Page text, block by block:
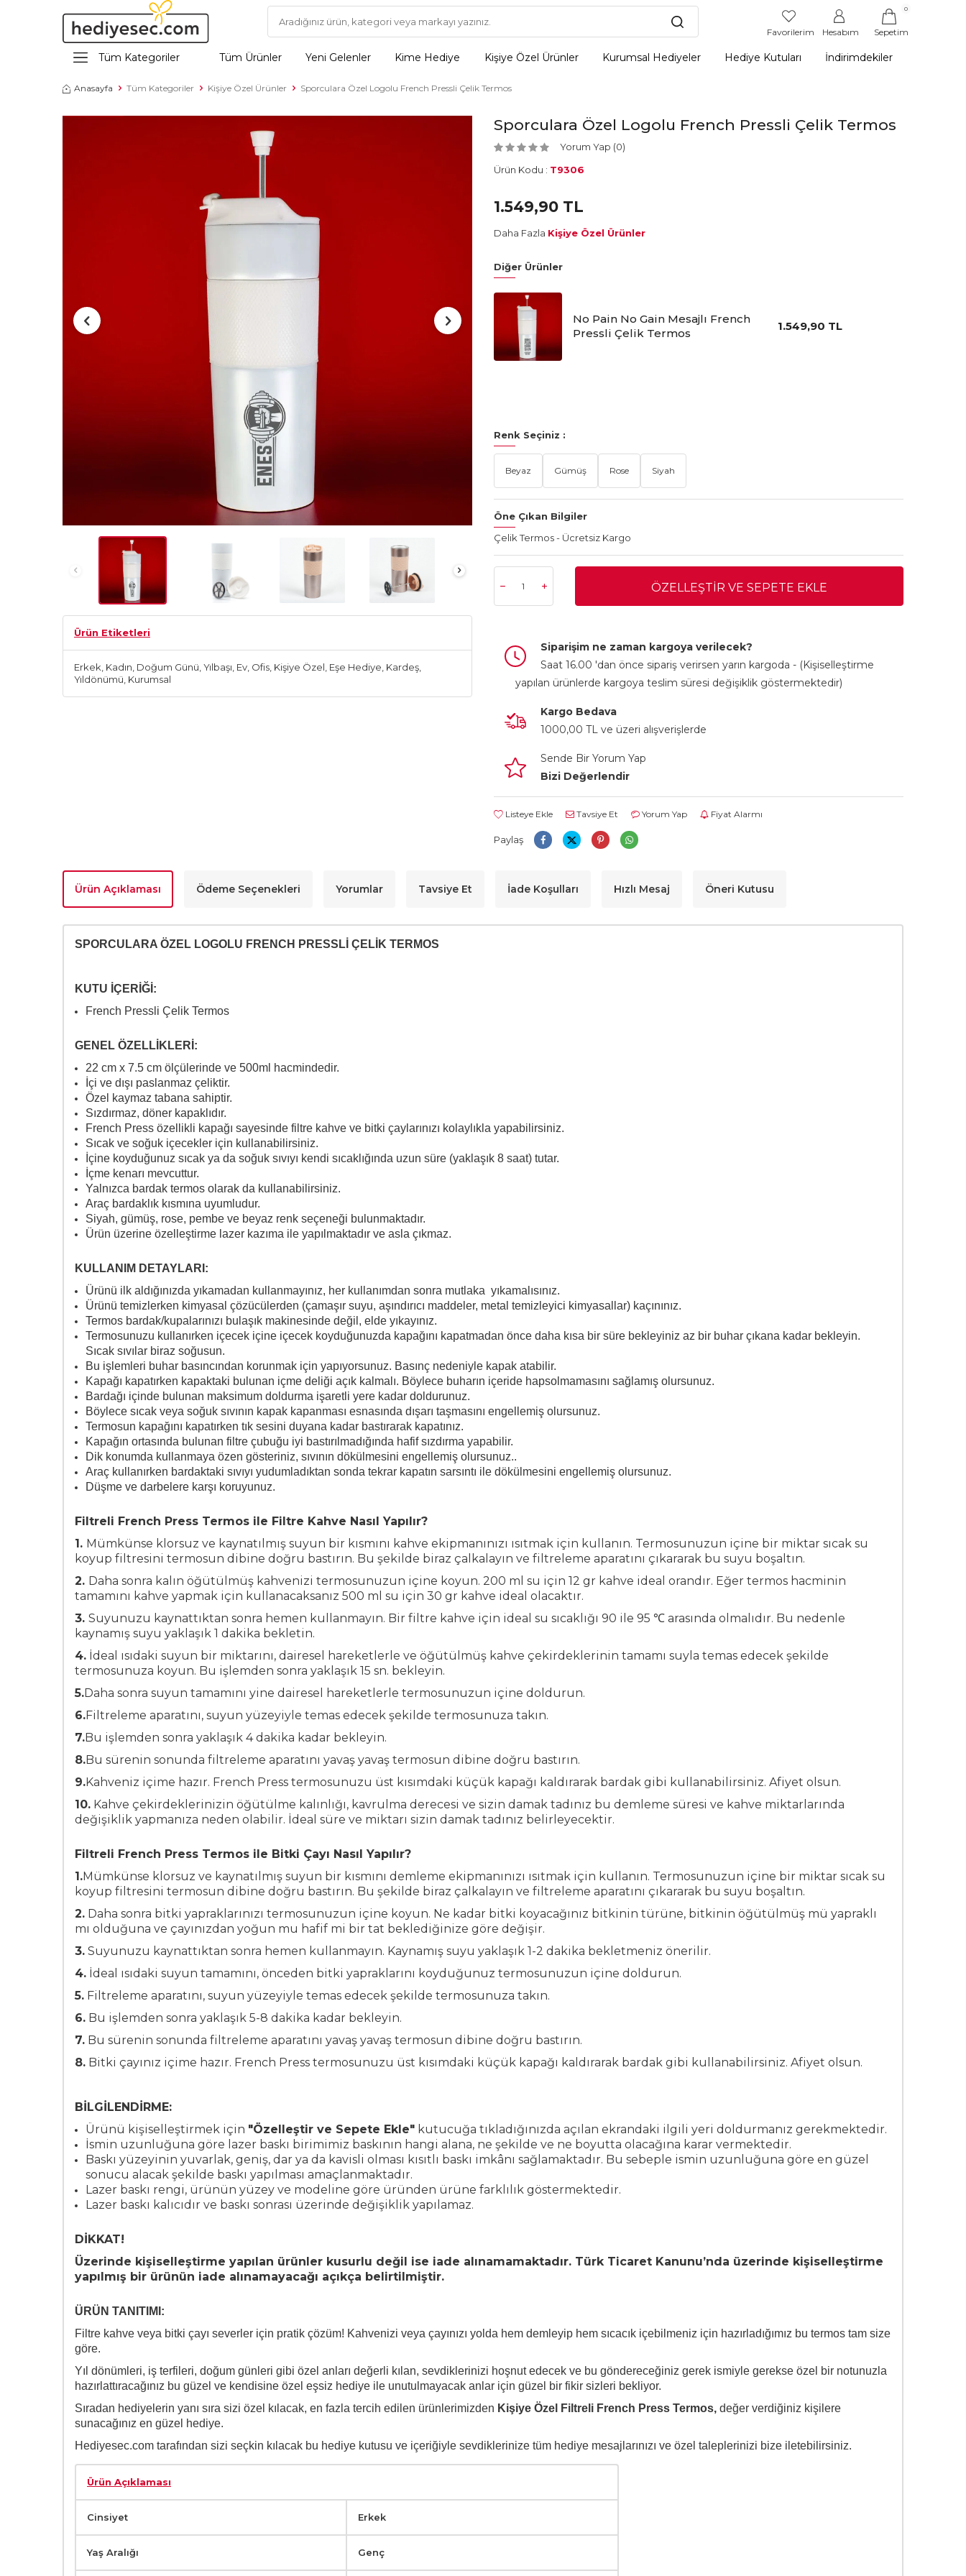
Favorilerim Hesabım Sepetim
0
Tüm Kategoriler Tüm Ürünler Yeni Gelenler Kime Hediye Kişiye Özel Ürünler Kurumsal Hediyeler Hediye Kutuları İndirimdekiler
Anasayfa Tüm Kategoriler Kişiye Özel Ürünler Sporculara Özel Logolu French Pressli Çelik Termos
Ürün Etiketleri
Erkek Kadın Doğum Günü Yılbaşı Ev Ofis Kişiye Özel Eşe Hediye Kardeş
Yıldönümü Kurumsal
Sporculara Özel Logolu French Pressli Çelik Termos
Yorum Yap (0)
Ürün Kodu : T9306
1.549,90 TL
Daha Fazla Kişiye Özel Ürünler
Diğer Ürünler
No Pain No Gain Mesajlı French
Pressli Çelik Termos
1.549,90 TL
Renk Seçiniz :
Beyaz Gümüş Rose Siyah
Öne Çıkan Bilgiler
Çelik Termos - Ücretsiz Kargo
ÖZELLEŞTIR VE SEPETE EKLE
Siparişim ne zaman kargoya verilecek?
Saat 16.00 'dan önce sipariş verirsen yarın kargoda - (Kişiselleştirme
yapılan ürünlerde kargoya teslim süresi değişiklik göstermektedir)
Kargo Bedava
1000,00 TL ve üzeri alışverişlerde
Sende Bir Yorum Yap
Bizi Değerlendir
Listeye Ekle Tavsiye Et Yorum Yap Fiyat Alarmı
Paylaş
Ürün Açıklaması Ödeme Seçenekleri Yorumlar Tavsiye Et İade Koşulları Hızlı Mesaj Öneri Kutusu
SPORCULARA ÖZEL LOGOLU FRENCH PRESSLİ ÇELİK TERMOS
KUTU İÇERİĞİ:
French Pressli Çelik Termos
GENEL ÖZELLİKLERİ:
22 cm x 7.5 cm ölçülerinde ve 500ml hacmindedir.
İçi ve dışı paslanmaz çeliktir.
Özel kaymaz tabana sahiptir.
Sızdırmaz, döner kapaklıdır.
French Press özellikli kapağı sayesinde filtre kahve ve bitki çaylarınızı kolaylıkla yapabilirsiniz.
Sıcak ve soğuk içecekler için kullanabilirsiniz.
İçine koyduğunuz sıcak ya da soğuk sıvıyı kendi sıcaklığında uzun süre (yaklaşık 8 saat) tutar.
İçme kenarı mevcuttur.
Yalnızca bardak termos olarak da kullanabilirsiniz.
Araç bardaklık kısmına uyumludur.
Siyah, gümüş, rose, pembe ve beyaz renk seçeneği bulunmaktadır.
Ürün üzerine özelleştirme lazer kazıma ile yapılmaktadır ve asla çıkmaz.
KULLANIM DETAYLARI:
Ürünü ilk aldığınızda yıkamadan kullanmayınız, her kullanımdan sonra mutlaka yıkamalısınız.
Ürünü temizlerken kimyasal çözücülerden (çamaşır suyu, aşındırıcı maddeler, metal temizleyici kimyasallar) kaçınınız.
Termos bardak/kupalarınızı bulaşık makinesinde değil, elde yıkayınız.
Termosunuzu kullanırken içecek içine içecek koyduğunuzda kapağını kapatmadan önce daha kısa bir süre bekleyiniz az bir buhar çıkana kadar bekleyin.
Sıcak sıvılar biraz soğusun.
Bu işlemleri buhar basıncından korunmak için yapıyorsunuz. Basınç nedeniyle kapak atabilir.
Kapağı kapatırken kapaktaki bulunan içme deliği açık kalmalı. Böylece buharın içeride hapsolmamasını sağlamış olursunuz.
Bardağı içinde bulunan maksimum doldurma işaretli yere kadar doldurunuz.
Böylece sıcak veya soğuk sıvının kapak kapanması esnasında dışarı taşmasını engellemiş olursunuz.
Termosun kapağını kapatırken tık sesini duyana kadar bastırarak kapatınız.
Kapağın ortasında bulunan filtre çubuğu iyi bastırılmadığında hafif sızdırma yapabilir.
Dik konumda kullanmaya özen gösteriniz, sıvının dökülmesini engellemiş olursunuz..
Araç kullanırken bardaktaki sıvıyı yudumladıktan sonda tekrar kapatın sarsıntı ile dökülmesini engellemiş olursunuz.
Düşme ve darbelere karşı koruyunuz.
Filtreli French Press Termos ile Filtre Kahve Nasıl Yapılır?
1. Mümkünse klorsuz ve kaynatılmış suyun bir kısmını kahve ekipmanınızı ısıtmak için kullanın. Termosunuzun içine bir miktar sıcak su
koyup filtresini termosun dibine doğru bastırın. Bu şekilde biraz çalkalayın ve filtreleme aparatını çıkararak bu suyu boşaltın.
2. Daha sonra kalın öğütülmüş kahvenizi termosunuzun içine koyun. 200 ml su için 12 gr kahve ideal orandır. Eğer termos hacminin
tamamını kahve yapmak için kullanacaksanız 500 ml su için 30 gr kahve ideal olacaktır.
3. Suyunuzu kaynattıktan sonra hemen kullanmayın. Bir filtre kahve için ideal su sıcaklığı 90 ile 95 ℃ arasında olmalıdır. Bu nedenle
kaynamış suyu yaklaşık 1 dakika bekletin.
4. İdeal ısıdaki suyun bir miktarını, dairesel hareketlerle ve öğütülmüş kahve çekirdeklerinin tamamı suyla temas edecek şekilde
termosunuza koyun. Bu işlemden sonra yaklaşık 15 sn. bekleyin.
5.Daha sonra suyun tamamını yine dairesel hareketlerle termosunuzun içine doldurun.
6.Filtreleme aparatını, suyun yüzeyiyle temas edecek şekilde termosunuza takın.
7.Bu işlemden sonra yaklaşık 4 dakika kadar bekleyin.
8.Bu sürenin sonunda filtreleme aparatını yavaş yavaş termosun dibine doğru bastırın.
9.Kahveniz içime hazır. French Press termosunuzu üst kısımdaki küçük kapağı kaldırarak bardak gibi kullanabilirsiniz. Afiyet olsun.
10. Kahve çekirdeklerinizin öğütülme kalınlığı, kavrulma derecesi ve sizin damak tadınız bu demleme süresi ve kahve miktarlarında
değişiklik yapmanıza neden olabilir. İdeal süre ve miktarı sizin damak tadınız belirleyecektir.
Filtreli French Press Termos ile Bitki Çayı Nasıl Yapılır?
1.Mümkünse klorsuz ve kaynatılmış suyun bir kısmını demleme ekipmanınızı ısıtmak için kullanın. Termosunuzun içine bir miktar sıcak su
koyup filtresini termosun dibine doğru bastırın. Bu şekilde biraz çalkalayın ve filtreleme aparatını çıkararak bu suyu boşaltın.
2. Daha sonra bitki yapraklarınızı termosunuzun içine koyun. Ne kadar bitki koyacağınız bitkinin türüne, bitkinin öğütülmüş mü yapraklı
mı olduğuna ve çayınızdan yoğun mu hafif mi bir tat beklediğinize göre değişir.
3. Suyunuzu kaynattıktan sonra hemen kullanmayın. Kaynamış suyu yaklaşık 1-2 dakika bekletmeniz önerilir.
4. İdeal ısıdaki suyun tamamını, önceden bitki yapraklarını koyduğunuz termosunuzun içine doldurun.
5. Filtreleme aparatını, suyun yüzeyiyle temas edecek şekilde termosunuza takın.
6. Bu işlemden sonra yaklaşık 5-8 dakika kadar bekleyin.
7. Bu sürenin sonunda filtreleme aparatını yavaş yavaş termosun dibine doğru bastırın.
8. Bitki çayınız içime hazır. French Press termosunuzu üst kısımdaki küçük kapağı kaldırarak bardak gibi kullanabilirsiniz. Afiyet olsun.
BİLGİLENDİRME:
Ürünü kişiselleştirmek için "Özelleştir ve Sepete Ekle" kutucuğa tıkladığınızda açılan ekrandaki ilgili yeri doldurmanız gerekmektedir.
İsmin uzunluğuna göre lazer baskı birimimiz baskının hangi alana, ne şekilde ve ne boyutta olacağına karar vermektedir.
Baskı yüzeyinin yuvarlak, geniş, dar ya da kavisli olması kısıtlı baskı imkânı sağlamaktadır. Bu sebeple ismin uzunluğuna göre en güzel
sonucu alacak şekilde baskı yapılması amaçlanmaktadır.
Lazer baskı rengi, ürünün yüzey ve modeline göre üründen ürüne farklılık göstermektedir.
Lazer baskı kalıcıdır ve baskı sonrası üzerinde değişiklik yapılamaz.
DİKKAT!
Üzerinde kişiselleştirme yapılan ürünler kusurlu değil ise iade alınamamaktadır. Türk Ticaret Kanunu’nda üzerinde kişiselleştirme
yapılmış bir ürünün iade alınamayacağı açıkça belirtilmiştir.
ÜRÜN TANITIMI:
Filtre kahve veya bitki çayı severler için pratik çözüm! Kahvenizi veya çayınızı yolda hem demleyip hem sıcacık içebilmeniz için hazırladığımız bu termos tam size
göre.
Yıl dönümleri, iş terfileri, doğum günleri gibi özel anları değerli kılan, sevdiklerinizi hoşnut edecek ve bu göndereceğiniz gerek ismiyle gerekse özel bir notunuzla
hazırlattıracağınız bu güzel ve kendisine özel eşsiz hediye ile unutulmayacak anlar için güzel bir fikir sizleri bekliyor.
Sıradan hediyelerin yanı sıra sizi özel kılacak, en fazla tercih edilen ürünlerimizden Kişiye Özel Filtreli French Press Termos, değer verdiğiniz kişilere
sunacağınız en güzel hediye.
Hediyesec.com tarafından sizi seçkin kılacak bu hediye kutusu ve içeriğiyle sevdiklerinize tüm hediye mesajlarınızı ve özel taleplerinizi bize iletebilirsiniz.
Ürün Açıklaması
Cinsiyet Erkek
Yaş Aralığı Genç